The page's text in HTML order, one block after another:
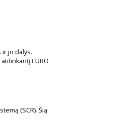
ir jo dalys.
EURO
(SCR). Šią